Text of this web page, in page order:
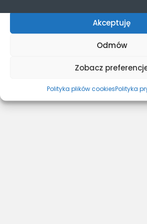
Akceptuję
Odmów
Zobacz
Polityka plików cookiesPolityka